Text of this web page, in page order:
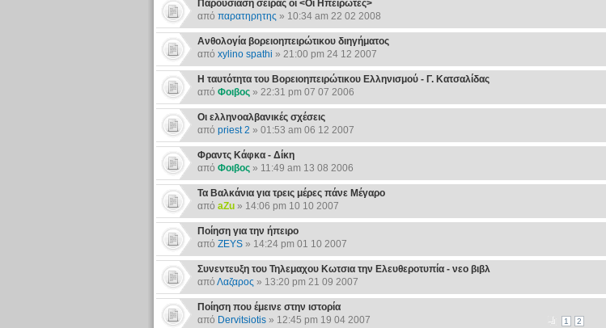
Παρουσιαση σειρας οι <Οι Ηπειρωτες>
από παρατηρητης » 10:34 am 22 02 2008
Ανθολογία βορειοηπειρώτικου διηγήματος
από xylino spathi » 21:00 pm 24 12 2007
Η ταυτότητα του Βορειοηπειρώτικου Ελληνισμού - Γ. Κατσαλίδας
από Φοιβος» 22:31 pm 07 07 2006
Οι ελληνοαλβανικές σχέσεις
από priest 2 » 01:53 am 06 12 2007
Φραντς Κάφκα - Δίκη
από Φοιβος» 11:49 am 13 08 2006
Τα Βαλκάνια για τρεις μέρες πάνε Μέγαρο
από aZu» 14:06 pm 10 10 2007
Ποίηση για την ήπειρο
από ZEYS» 14:24 pm 01 10 2007
Συνεντευξη του Τηλεμαχου Κωτσια την Ελευθεροτυπία - νεο βιβλ
από Λαζαρος » 13:20 pm 21 09 2007
Ποίηση που έμεινε στην ιστορία
1 2
από Dervitsiotis» 12:45 pm 19 04 2007